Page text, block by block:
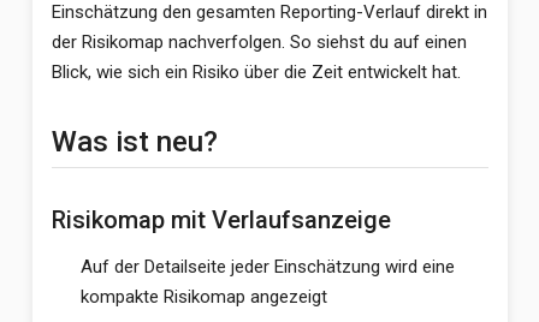
Einschätzung den gesamten Reporting-Verlauf direkt in
der Risikomap nachverfolgen. So siehst du auf einen
Blick, wie sich ein Risiko über die Zeit entwickelt hat.
Was ist neu?
Risikomap mit Verlaufsanzeige
Auf der Detailseite jeder Einschätzung wird eine
kompakte Risikomap angezeigt